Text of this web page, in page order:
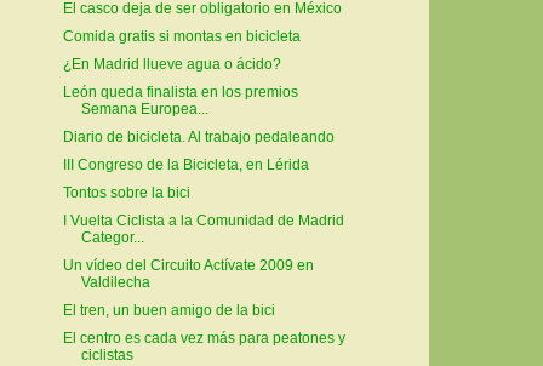
El casco deja de ser obligatorio en México
Comida gratis si montas en bicicleta
¿En Madrid llueve agua o ácido?
León queda finalista en los premios
Semana Europea...
Diario de bicicleta. Al trabajo pedaleando
III Congreso de la Bicicleta, en Lérida
Tontos sobre la bici
I Vuelta Ciclista a la Comunidad de Madrid
Categor...
Un vídeo del Circuito Actívate 2009 en
Valdilecha
El tren, un buen amigo de la bici
El centro es cada vez más para peatones y
ciclistas